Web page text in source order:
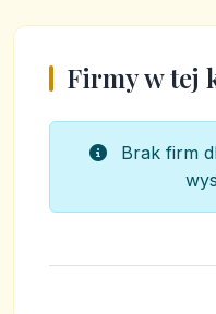
Firmy w tej
Brak firm